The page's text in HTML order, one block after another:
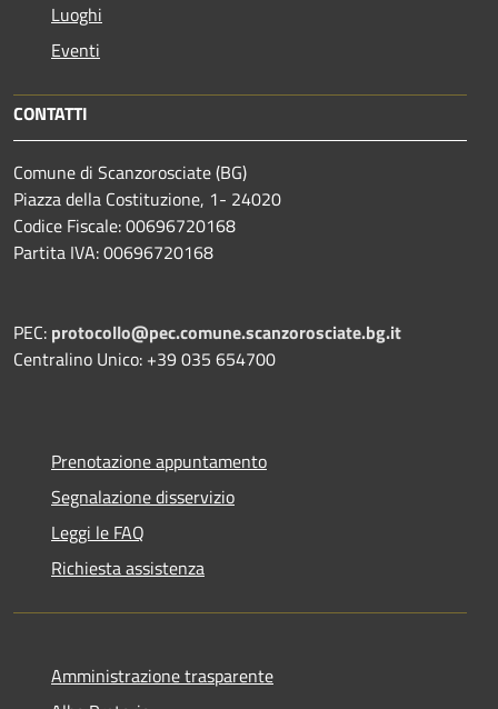
Luoghi
Eventi
CONTATTI
Comune di Scanzorosciate (BG)
Piazza della Costituzione, 1- 24020
Codice Fiscale: 00696720168
Partita IVA: 00696720168
PEC: protocollo@pec.comune.scanzorosciate.bg.it
Centralino Unico: +39 035 654700
Prenotazione appuntamento
Segnalazione disservizio
Leggi le FAQ
Richiesta assistenza
Amministrazione trasparente